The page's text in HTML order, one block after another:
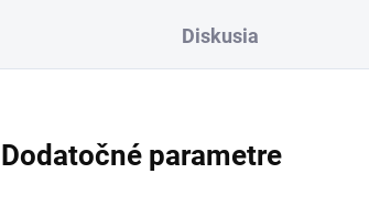
Diskusia
Dodatočné parametre